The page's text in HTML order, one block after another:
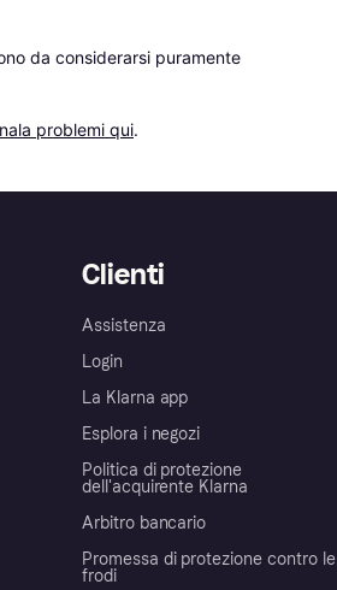
da considerarsi puramente
problemi qui.
Clienti
Assistenza
Login
La Klarna app
Esplora i negozi
Politica di protezione
dell'acquirente Klarna
Arbitro bancario
Promessa di protezione contro le
frodi